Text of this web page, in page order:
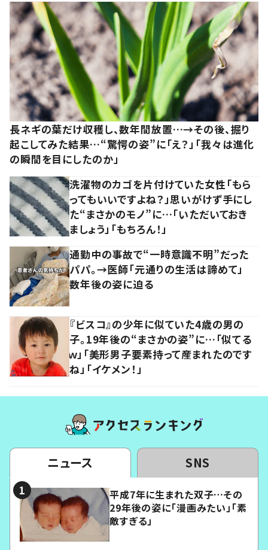
長ネギの葉だけ収穫し、数年間放置…→その後、掘り
起こしてみた結果…“驚愕の姿”に「え？」「我々は進化
の瞬間を目にしたのか」
洗濯物のカゴを片付けていた女性「もら
ってもいいですよね？」思いがけず手にし
た“まさかのモノ”に…「いただいておき
ましょう」「もちろん！」
通勤中の事故で“一時意識不明”だった
パパ。→医師「元通りの生活は諦めて」
数年後の姿に迫る
『ビスコ』の少年に似ていた4歳の男の
子。19年後の“まさかの姿”に…「似てる
ｗ」「美形男子要素持って産まれたのです
ね」「イケメン！」
ニュース SNS
平成7年に生まれた双子…その
29年後の姿に「漫画みたい」「素
敵すぎる」